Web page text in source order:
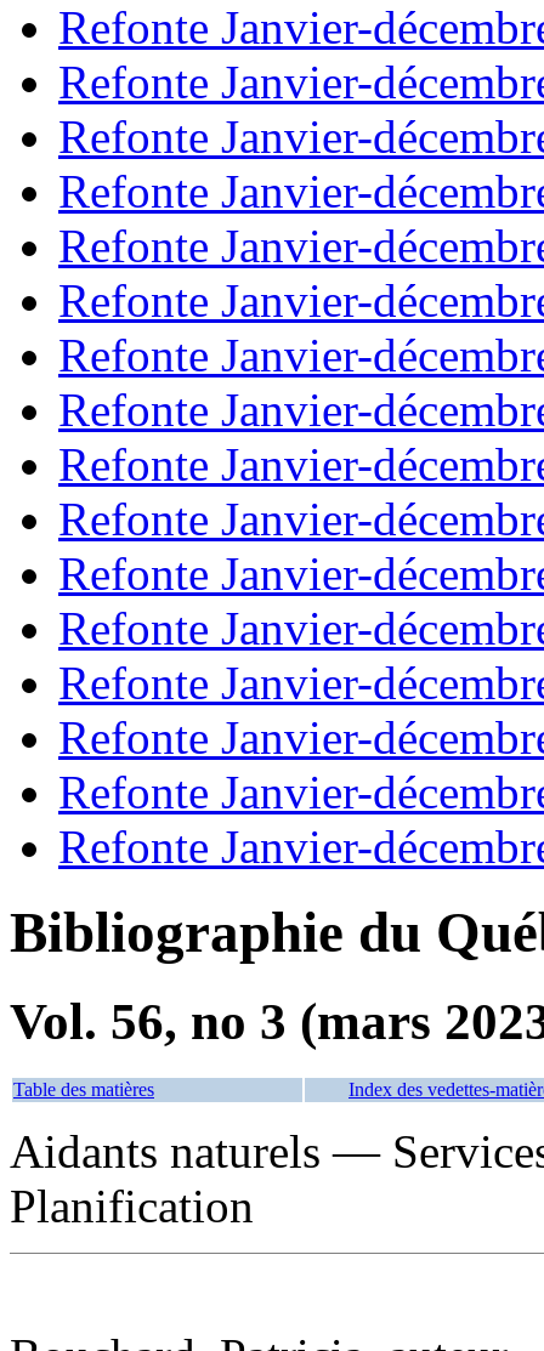
Refonte Janvier-
Refonte Janvier-
Refonte Janvier-
Refonte Janvier-
Refonte Janvier-
Refonte Janvier-
Refonte Janvier-
Refonte Janvier-
Refonte Janvier-
Refonte Janvier-
Refonte Janvier-
Refonte Janvier-
Refonte Janvier-
Refonte Janvier-
Refonte Janvier-
Refonte Janvier-
Bibliographie du
Vol. 56, no 3 (mars
Table des matières Index des vedettes-
Aidants naturels —
Planification